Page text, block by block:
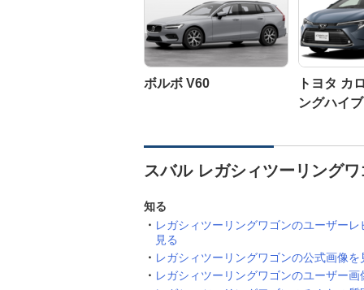
ボルボ V60
トヨタ カ
ングハイ
スバル レガシィツーリング
知る
レガシィツーリングワゴンのユーザーレ
見る
レガシィツーリングワゴンの公式画像を
レガシィツーリングワゴンのユーザー画